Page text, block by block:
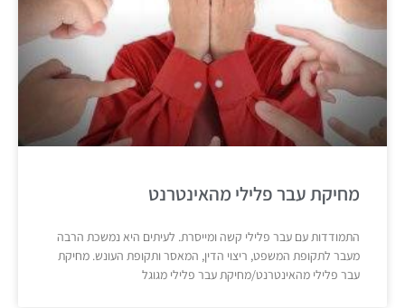
מחיקת עבר פלילי מהאינטרנט
התמודדות עם עבר פלילי קשה ומייסרת. לעיתים היא נמשכת הרבה
מעבר לתקופת המשפט, ריצוי הדין, המאסר ותקופת העונש. מחיקת
עבר פלילי מהאינטרנט/מחיקת עבר פלילי מגוגל